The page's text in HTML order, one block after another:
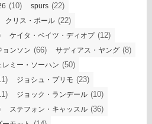
(10) spurs (22)
クリス・ポール (22)
ケイタ・ベイツ・ディオプ(12)
ョンソン (66) サディアス・ヤング (8)
レミー・ソーハン (50)
ジョシュ・プリモ (23)
ジョック・ランデール (10)
ステフォン・キャッスル (36)